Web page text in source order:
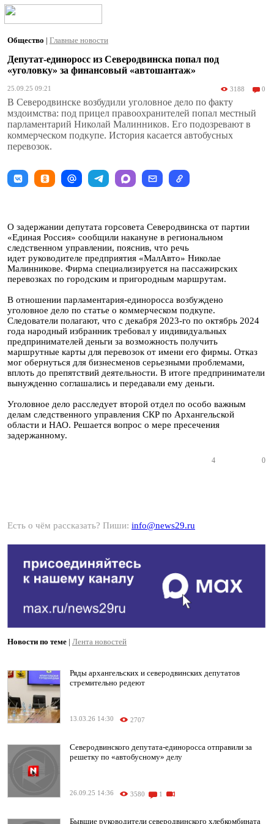
Общество | Главные новости
Депутат-единоросс из Северодвинска попал под
«уголовку» за финансовый «автошантаж»
25.09.25 09:21 3188 0
В Северодвинске возбудили уголовное дело по факту
мздоимства: под прицел правоохранителей попал местный
парламентарий Николай Малинников. Его подозревают в
коммерческом подкупе. История касается автобусных
перевозок.
О задержании депутата горсовета Северодвинска от партии
«Единая Россия» сообщили накануне в региональном
следственном управлении, пояснив, что речь
идет руководителе предприятия «МалАвто» Николае
Малинникове. Фирма специализируется на пассажирских
перевозках по городским и пригородным маршрутам.
В отношении парламентария-единоросса возбуждено
уголовное дело по статье о коммерческом подкупе.
Следователи полагают, что с декабря 2023-го по октябрь 2024
года народный избранник требовал у индивидуальных
предпринимателей деньги за возможность получить
маршрутные карты для перевозок от имени его фирмы. Отказ
мог обернуться для бизнесменов серьезными проблемами,
вплоть до препятствий деятельности. В итоге предприниматели
вынужденно соглашались и передавали ему деньги.
Уголовное дело расследует второй отдел по особо важным
делам следственного управления СКР по Архангельской
области и НАО. Решается вопрос о мере пресечения
задержанному.
4 0
Есть о чём рассказать? Пиши: info@news29.ru
Новости по теме | Лента новостей
Ряды архангельских и северодвинских депутатов
стремительно редеют
13.03.26 14:30 2707
Северодвинского депутата-единоросса отправили за
решетку по «автобусному» делу
26.09.25 14:36 3580 1
Бывшие руководители северодвинского хлебкомбината